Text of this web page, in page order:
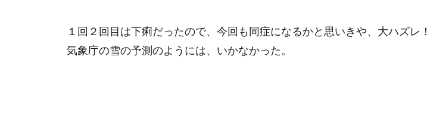
１回２回目は下痢だったので、今回も同症になるかと思いきや、大ハズレ！
気象庁の雪の予測のようには、いかなかった。